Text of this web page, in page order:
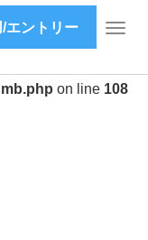
'a' in
wp2/wp-
on line 108
T
g
エントリー